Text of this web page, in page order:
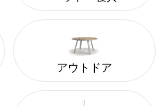
アウトドア